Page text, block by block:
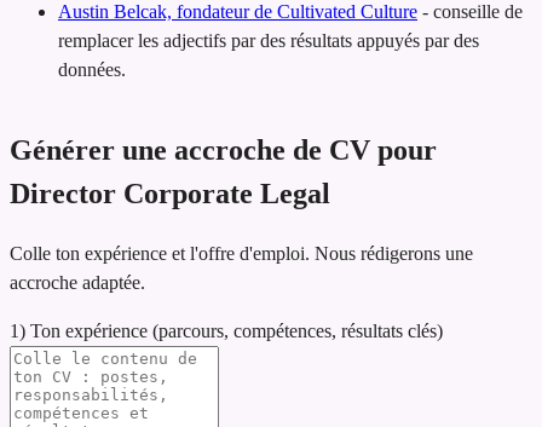
Austin Belcak, fondateur de Cultivated Culture - conseille de
remplacer les adjectifs par des résultats appuyés par des
données.
Générer une accroche de CV pour
Director Corporate Legal
Colle ton expérience et l'offre d'emploi. Nous rédigerons une
accroche adaptée.
1) Ton expérience (parcours, compétences, résultats clés)